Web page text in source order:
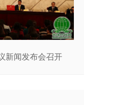
新闻发布会召开